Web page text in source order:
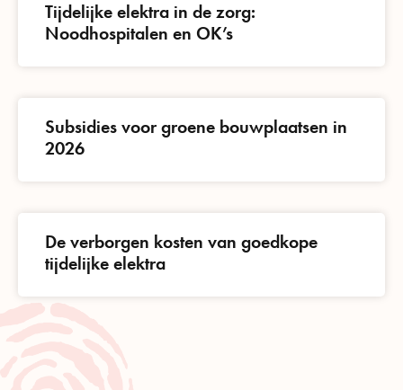
Tijdelijke elektra in de zorg:
Noodhospitalen en OK’s
Subsidies voor groene bouwplaatsen in
2026
De verborgen kosten van goedkope
tijdelijke elektra